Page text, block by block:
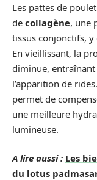
Les pattes de
de collagène, une
tissus conjonctifs, y
En vieillissant, la
diminue, entraînant
l’apparition de
permet de
une meilleure
lumineuse.
A lire aussi : Les
du lotus